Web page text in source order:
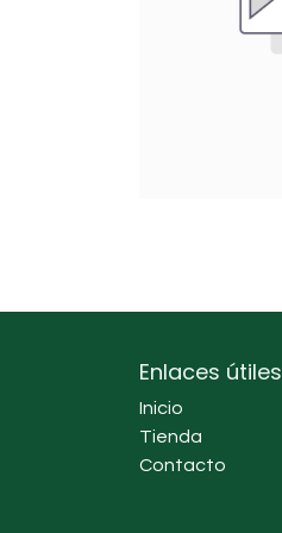
Enlaces útiles
Inicio
Tienda
Contacto